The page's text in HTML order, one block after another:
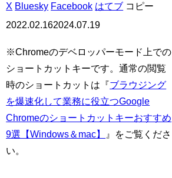
X Bluesky Facebook はてブ コピー
2022.02.162024.07.19
※Chromeのデベロッパーモード上での
ショートカットキーです。通常の閲覧
時のショートカットは『ブラウジング
を爆速化して業務に役立つGoogle
Chromeのショートカットキーおすすめ
9選【Windows＆mac】
』をご覧くださ
い。